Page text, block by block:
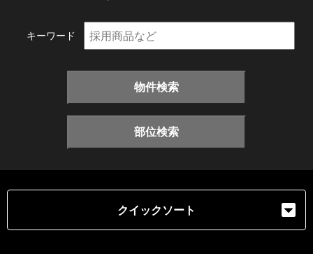
キーワード
物件検索
部位検索
クイックソート